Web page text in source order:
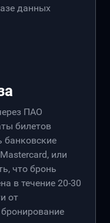
данных
ПАО
билетов
банковские
или
что бронь
в течение 20-30
от